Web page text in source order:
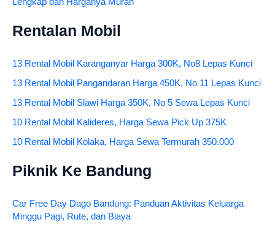
Rentalan Mobil
13 Rental Mobil Karanganyar Harga 300K, No8 Lepas Kunci
13 Rental Mobil Pangandaran Harga 450K, No 11 Lepas Kunci
13 Rental Mobil Slawi Harga 350K, No 5 Sewa Lepas Kunci
10 Rental Mobil Kalideres, Harga Sewa Pick Up 375K
10 Rental Mobil Kolaka, Harga Sewa Termurah 350.000
Piknik Ke Bandung
Car Free Day Dago Bandung: Panduan Aktivitas Keluarga
Minggu Pagi, Rute, dan Biaya